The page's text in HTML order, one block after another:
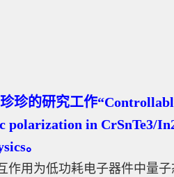
珍的研究工作
in CrSnTe3/
。
作用为低功耗电子器件中量